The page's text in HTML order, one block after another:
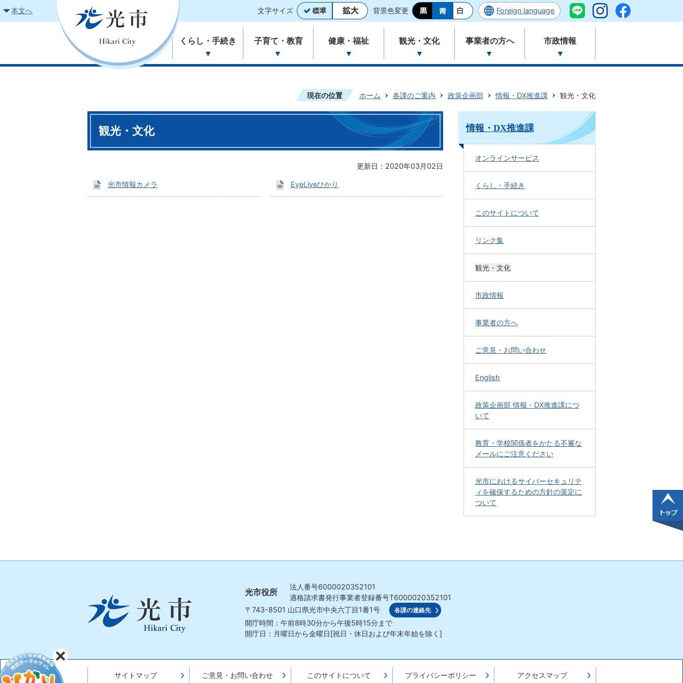
本文へ 文字サイズ 背景色変更 Foreign language
くらし・手続き 子育て・教育 健康・福祉 観光・文化 事業者の方へ 市政情報
現在の位置 ホーム 各課のご案内 政策企画部 情報・DX推進課 観光・文化
観光・文化
更新日：2020年03月02日
光市情報カメラ EyeLiveひかり
情報・DX推進課
オンラインサービス
くらし・手続き
このサイトについて
リンク集
観光・文化
市政情報
事業者の方へ
ご意見・お問い合わせ
English
政策企画部 情報・DX推進課につ
いて
教育・学校関係者をかたる不審な
メールにご注意ください
光市におけるサイバーセキュリテ
ィを確保するための方針の策定に
ついて
Hikari
光市役所
法人番号6000020352101
適格請求書発行事業者登録番号T6000020352101
〒743-8501 山口県光市中央六丁目1番1号 各課の連絡先
開庁時間：午前8時30分から午後5時15分まで
開庁日：月曜日から金曜日[祝日・休日および年末年始を除く]
サイトマップ ご意見・お問い合わせ このサイトについて プライバシーポリシー アクセスマップ